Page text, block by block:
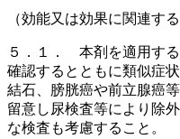
（効能又は効果に関連する
５．１． 本剤を適用す
確認するとともに類似症
結石、膀胱癌や前立腺癌
留意し尿検査等により除
な検査も考慮すること。